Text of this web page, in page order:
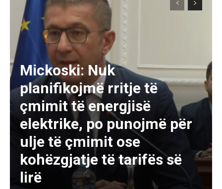
Mickoski: Nuk
planifikojmë rritje të
çmimit të energjisë
elektrike, po punojmë për
ulje të çmimit ose
kohëzgjatje të tarifës së
lirë